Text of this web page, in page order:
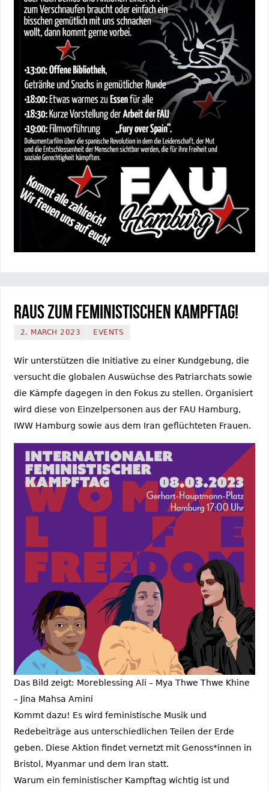
Raus zum Feministischen Kampftag!
2. MARCH 2023 EVENTS
Wir unterstützen die Initiative zu einer Kundgebung, die
versucht die globalen Auswüchse des Patriarchats sowie
die Kämpfe dagegen in den Fokus zu stellen. Organisiert
wird diese von Einzelpersonen aus der FAU Hamburg,
IWW Hamburg sowie aus dem Iran geflüchteten Frauen.
Das Bild zeigt: Moreblessing Ali – Mya Thwe Thwe Khine
– Jina Mahsa Amini
Kommt dazu! Es wird feministische Musik und
Redebeiträge aus unterschiedlichen Teilen der Erde
geben. Diese Aktion findet vernetzt mit Genoss*innen in
Bristol, Myanmar und dem Iran statt.
Warum ein feministischer Kampftag wichtig ist und